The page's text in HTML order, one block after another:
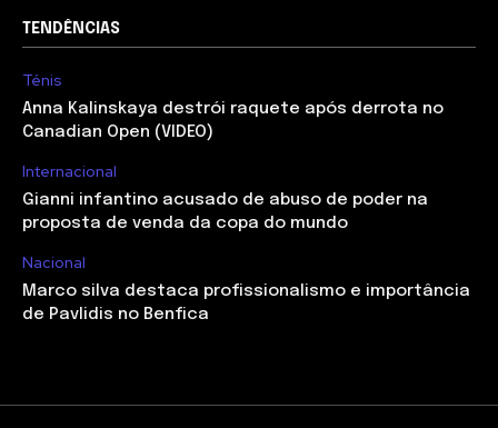
TENDÊNCIAS
Ténis
Anna Kalinskaya destrói raquete após derrota no
Canadian Open (VIDEO)
Internacional
Gianni infantino acusado de abuso de poder na
proposta de venda da copa do mundo
Nacional
Marco silva destaca profissionalismo e importância
de Pavlidis no Benfica